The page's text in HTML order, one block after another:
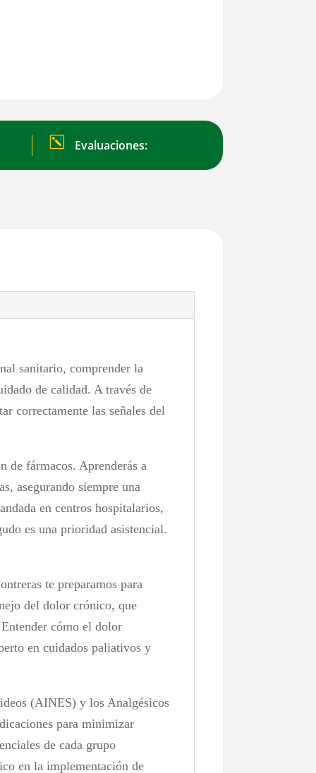
k Evaluaciones:
sanitario, comprender la
de calidad. A través de
correctamente las señales del
de fármacos. Aprenderás a
asegurando siempre una
en centros hospitalarios,
es una prioridad asistencial.
te preparamos para
del dolor crónico, que
cómo el dolor
en cuidados paliativos y
(AINES) y los Analgésicos
para minimizar
de cada grupo
en la implementación de